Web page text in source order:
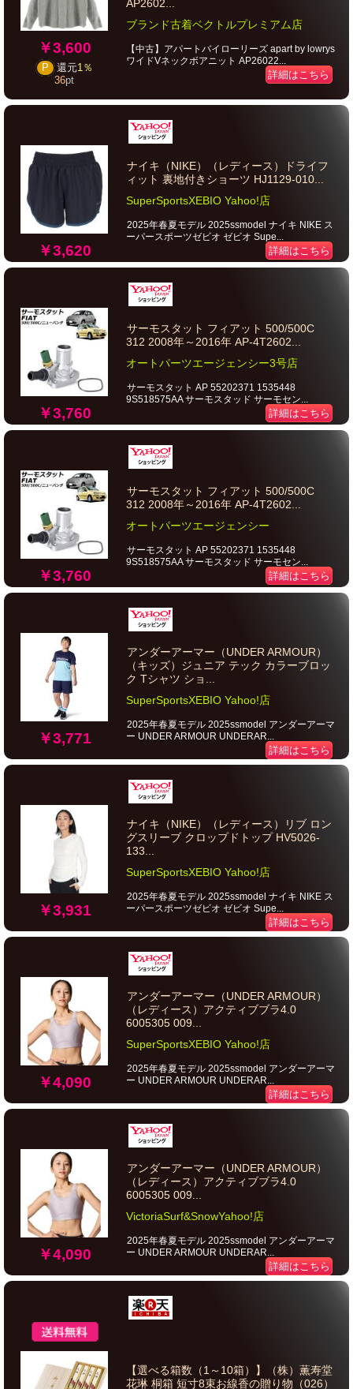
￥3,600
P 還元1％
36pt
AP2602...
ブランド古着ベクトルプレミアム店
【中古】アパートバイローリーズ apart by lowrys
ワイドVネックボアニット AP26022...
詳細はこちら
￥3,620
ナイキ（NIKE）（レディース）ドライフ
ィット 裏地付きショーツ HJ1129-010...
SuperSportsXEBIO Yahoo!店
2025年春夏モデル 2025ssmodel ナイキ NIKE ス
ーパースポーツゼビオ ゼビオ Supe...
詳細はこちら
￥3,760
サーモスタット フィアット 500/500C
312 2008年～2016年 AP-4T2602...
オートパーツエージェンシー3号店
サーモスタット AP 55202371 1535448
9S518575AA サーモスタッド サーモセン...
詳細はこちら
￥3,760
サーモスタット フィアット 500/500C
312 2008年～2016年 AP-4T2602...
オートパーツエージェンシー
サーモスタット AP 55202371 1535448
9S518575AA サーモスタッド サーモセン...
詳細はこちら
￥3,771
アンダーアーマー（UNDER ARMOUR）
（キッズ）ジュニア テック カラーブロッ
ク Tシャツ ショ...
SuperSportsXEBIO Yahoo!店
2025年春夏モデル 2025ssmodel アンダーアーマ
ー UNDER ARMOUR UNDERAR...
詳細はこちら
￥3,931
ナイキ（NIKE）（レディース）リブ ロン
グスリーブ クロップドトップ HV5026-
133...
SuperSportsXEBIO Yahoo!店
2025年春夏モデル 2025ssmodel ナイキ NIKE ス
ーパースポーツゼビオ ゼビオ Supe...
詳細はこちら
￥4,090
アンダーアーマー（UNDER ARMOUR）
（レディース）アクティブブラ4.0
6005305 009...
SuperSportsXEBIO Yahoo!店
2025年春夏モデル 2025ssmodel アンダーアーマ
ー UNDER ARMOUR UNDERAR...
詳細はこちら
￥4,090
アンダーアーマー（UNDER ARMOUR）
（レディース）アクティブブラ4.0
6005305 009...
VictoriaSurf&SnowYahoo!店
2025年春夏モデル 2025ssmodel アンダーアーマ
ー UNDER ARMOUR UNDERAR...
詳細はこちら
【選べる箱数（1～10箱）】（株）薫寿堂
花琳 桐箱 短寸8束お線香の贈り物（026）